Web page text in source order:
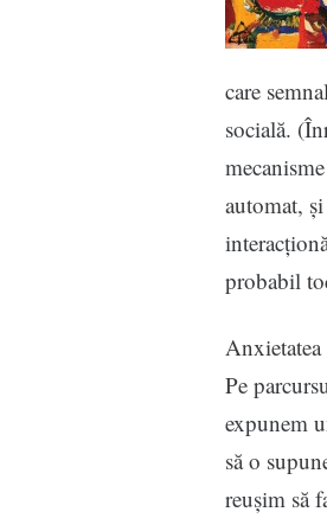
care
socială.
automat,
probabil
Anxietatea
Pe
expunem
să o
reușim să